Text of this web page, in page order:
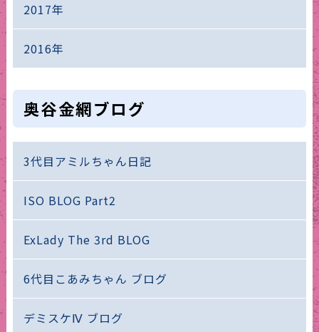
2017年
2016年
奥谷金網ブログ
3代目アミルちゃん日記
ISO BLOG Part2
ExLady The 3rd BLOG
6代目こあみちゃん ブログ
デミスケⅣ ブログ